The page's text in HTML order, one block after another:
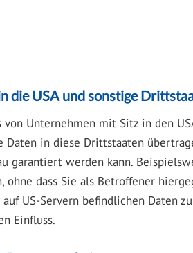
die USA und sonstige
Unternehmen mit Sitz in den
Daten in diese Drittstaaten
garantiert werden kann.
ohne dass Sie als Betroffener
US-Servern befindlichen Daten
Einfluss.